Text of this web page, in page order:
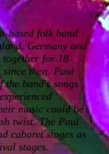
based folk band
Germany and
together for 18
since then. Paul
the band's songs
music could be
twist. The Paul
cabaret stages as
stages.